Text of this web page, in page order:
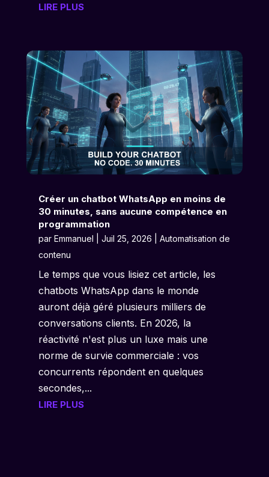
LIRE PLUS
Créer un chatbot WhatsApp en moins de
30 minutes, sans aucune compétence en
programmation
par Emmanuel Juil 25, 2026
Automatisation de
contenu
Le temps que vous lisiez cet article, les
chatbots WhatsApp dans le monde
auront déjà géré plusieurs milliers de
conversations clients. En 2026, la
réactivité n'est plus un luxe mais une
norme de survie commerciale : vos
concurrents répondent en quelques
secondes,...
LIRE PLUS